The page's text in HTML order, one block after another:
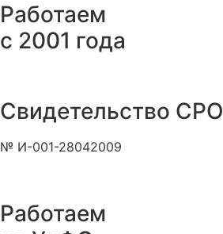
Работаем
с 2001 года
Свидетельство СРО
№ И-001-28042009
Работаем